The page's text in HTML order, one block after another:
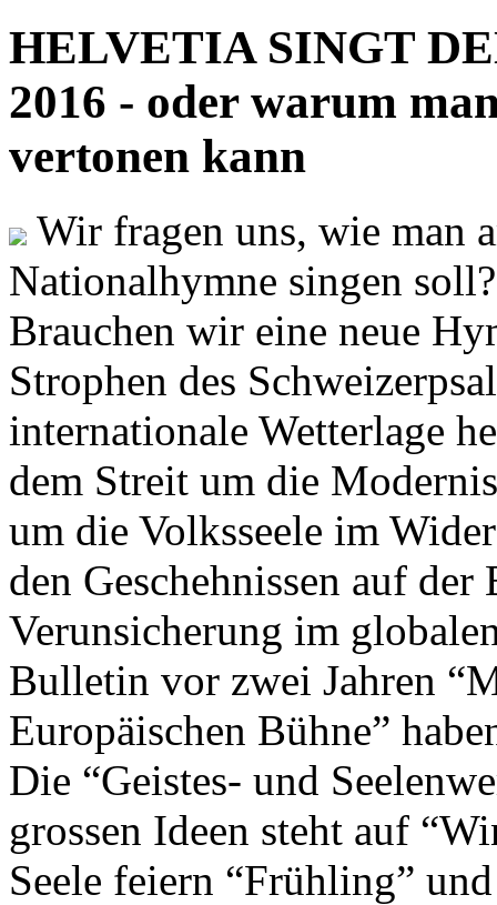
HELVETIA SINGT
2016 - oder warum
vertonen kann
Wir fragen uns, wie man
Nationalhymne singen
Brauchen wir eine neue
Strophen des
internationale Wetterlage
dem Streit um die
um die Volksseele im
den Geschehnissen auf
Verunsicherung im
Bulletin vor zwei Jahren
Europäischen Bühne”
Die “Geistes- und
grossen Ideen steht auf
Seele feiern “Frühling”